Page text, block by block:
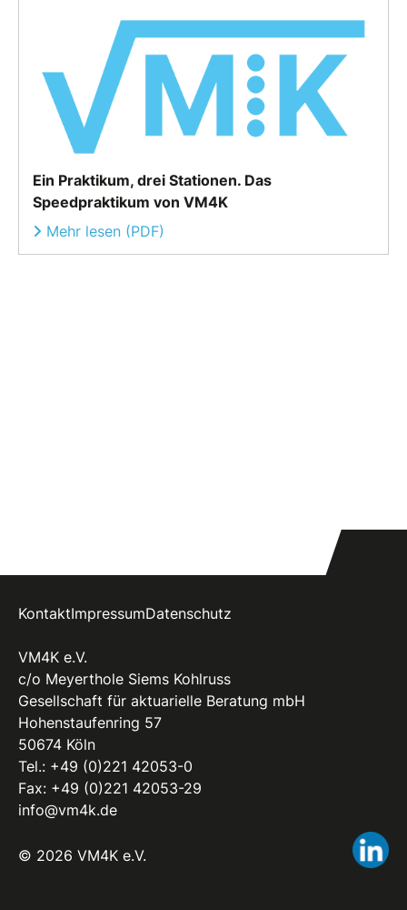
Ein Praktikum, drei Stationen. Das
Speedpraktikum von VM4K
Mehr lesen (PDF)
KontaktImpressumDatenschutz
VM4K e.V.
c/o Meyerthole Siems Kohlruss
Gesellschaft für aktuarielle Beratung mbH
Hohenstaufenring 57
50674 Köln
Tel.: +49 (0)221 42053-0
Fax: +49 (0)221 42053-29
info@vm4k.de
© 2026 VM4K e.V.